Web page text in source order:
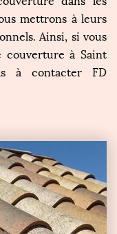
mettrons à leurs
Ainsi, si vous
couverture à Saint
à contacter FD